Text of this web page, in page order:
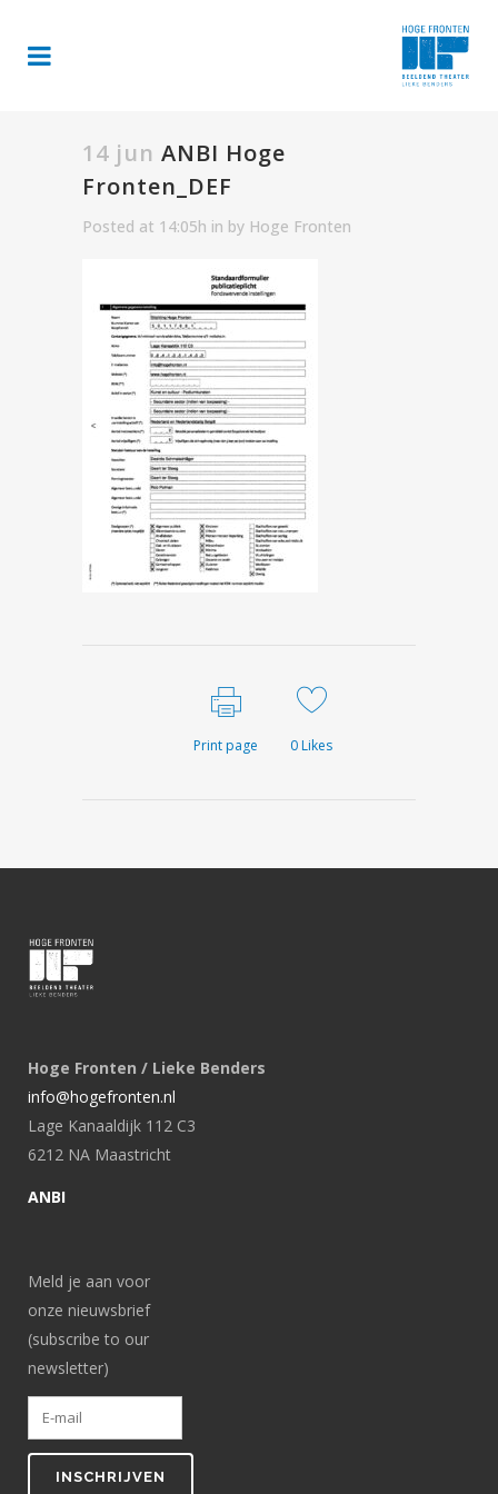
14 jun ANBI Hoge
Fronten_DEF
Posted at 14:05h in by Hoge Fronten
Print page 0Likes
Hoge Fronten / Lieke Benders
info@hogefronten.nl
Lage Kanaaldijk 112 C3
6212 NA Maastricht
ANBI
Meld je aan voor
onze nieuwsbrief
(subscribe to our
newsletter)